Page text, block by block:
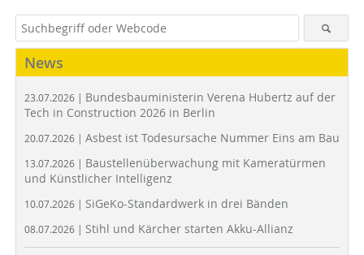
News
23.07.2026 | Bundesbauministerin Verena Hubertz auf der
Tech in Construction 2026 in Berlin
20.07.2026 | Asbest ist Todesursache Nummer Eins am Bau
13.07.2026 | Baustellenüberwachung mit Kameratürmen
und Künstlicher Intelligenz
10.07.2026 | SiGeKo-Standardwerk in drei Bänden
08.07.2026 | Stihl und Kärcher starten Akku-Allianz